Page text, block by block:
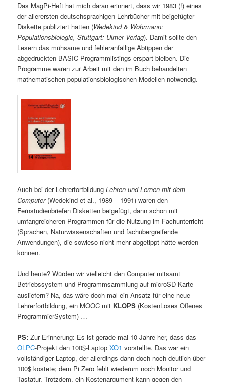
Das MagPi-Heft hat mich daran erinnert, dass wir 1983 (!) eines
der allerersten deutschsprachigen Lehrbücher mit beigefügter
Diskette publiziert hatten (Wedekind & Wöhrmann:
Populationsbiologie, Stuttgart: Ulmer Verlag). Damit sollte den
Lesern das mühsame und fehleranfällige Abtippen der
abgedruckten BASIC-Programmlistings erspart bleiben. Die
Programme waren zur Arbeit mit den im Buch behandelten
mathematischen populationsbiologischen Modellen notwendig.
Auch bei der LehrerfortbildungLehren und Lernen mit dem
Computer(Wedekind et al., 1989 – 1991) waren den
Fernstudienbriefen Disketten beigefügt, dann schon mit
umfangreicheren Programmen für die Nutzung im Fachunterricht
(Sprachen, Naturwissenschaften und fachübergreifende
Anwendungen), die sowieso nicht mehr abgetippt hätte werden
können.
Und heute? Würden wir vielleicht den Computer mitsamt
Betriebssystem und Programmsammlung auf microSD-Karte
ausliefern? Na, das wäre doch mal ein Ansatz für eine neue
Lehrerfortbildung, ein MOOC mit KLOPS (KostenLoses Offenes
ProgrammierSystem) …
PS: Zur Erinnerung: Es ist gerade mal 10 Jahre her, dass das
OLPC-Projekt den 100$-LaptopXO1 vorstellte. Das war ein
vollständiger Laptop, der allerdings dann doch noch deutlich über
100$ kostete; dem Pi Zero fehlt wiederum noch Monitor und
Tastatur. Trotzdem, ein Kostenargument kann gegen den